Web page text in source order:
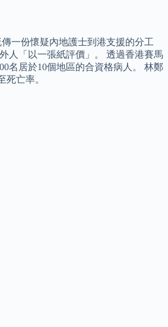
一份懷疑內地護士到港支援的分工
人「以一張紙評價」。 透過香港賽馬
名居於10個地區的合資格病人。 林鄭
亡率。